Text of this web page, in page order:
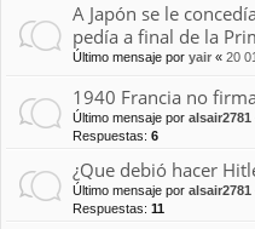
A Japón se le
pedía a final de la
Último mensaje por yair « 20
1940 Francia no
Último mensaje por alsair2781
Respuestas: 6
¿Que debió hacer
Último mensaje por alsair2781
Respuestas: 11